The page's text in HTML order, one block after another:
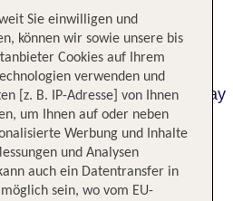
weckt.
von Marcel Wanders
mit Blick auf West Bay
türkischem Hamam und
Sie einwilligen und
können wir sowie unsere bis
Cookies auf Ihrem
verwenden und
[z. B. IP-Adresse] von Ihnen
um Ihnen auf oder neben
Werbung und Inhalte
und Analysen
auch ein Datentransfer in
sein, wo vom EU-